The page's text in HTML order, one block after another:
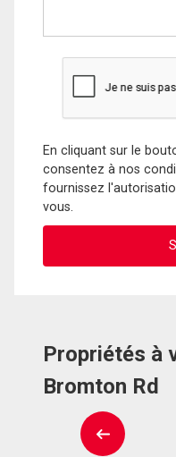
En cliquant sur le
consentez à nos
fournissez
vous.
Propriétés à
Bromton Rd